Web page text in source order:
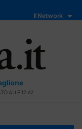
Il Network
ALLE 12:42